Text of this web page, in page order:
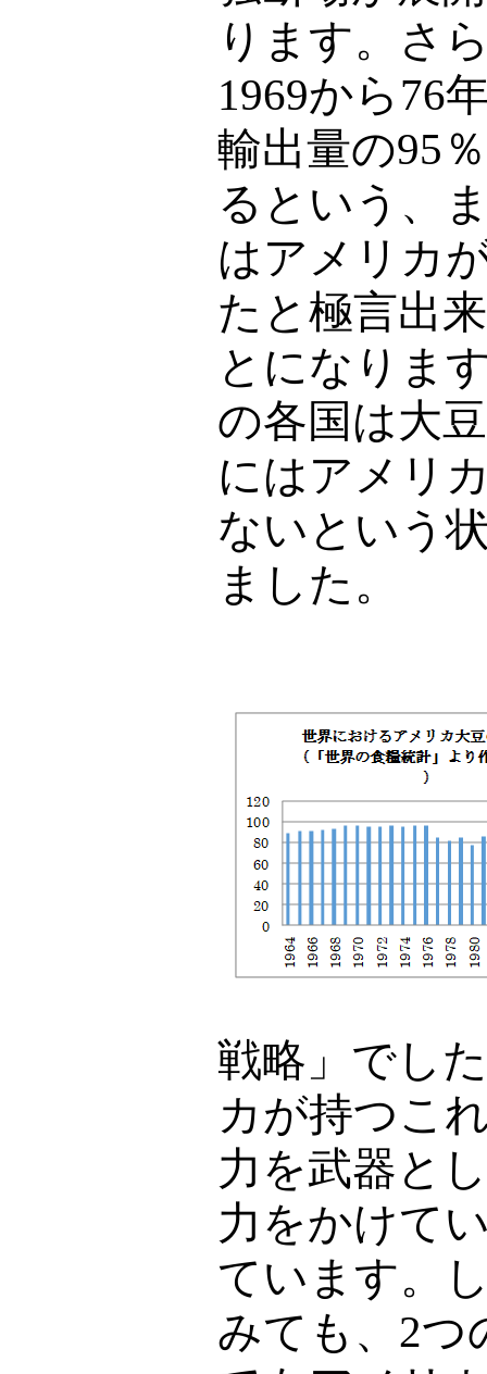
ります。さ
1969から76
輸出量の95
るという、
はアメリカ
たと極言出
とになりま
の各国は大
にはアメリ
ないという
ました。
戦略」でし
カが持つこ
力を武器と
力をかけて
ています。
みても、 2つ